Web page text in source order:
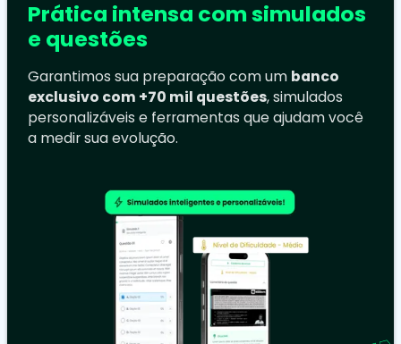
Prática intensa com simulados
e questões
Garantimos sua preparação com um banco
exclusivo com +70 mil questões, simulados
personalizáveis e ferramentas que ajudam você
a medir sua evolução.